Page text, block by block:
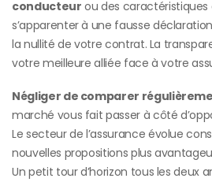
conducteur ou des
s’apparenter à une fausse
la nullité de votre contrat. La
votre meilleure alliée face à votre
Négliger de comparer
marché vous fait passer à côté
Le secteur de l’assurance évolue
nouvelles propositions plus
Un petit tour d’horizon tous les deux